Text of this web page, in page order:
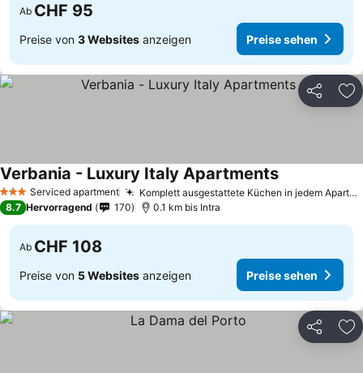
Ab CHF 95
Preise von 3 Websites anzeigen Preise sehen
Teilen
3 SterneServiced apartment Komplett ausgestattete Küchen in jedem Apartment
Verbania - Luxury Italy Apartments
8.7 Hervorragend 170 0.1 km bis Intra
Ab CHF 108
Preise von 5 Websites anzeigen Preise sehen
Teilen